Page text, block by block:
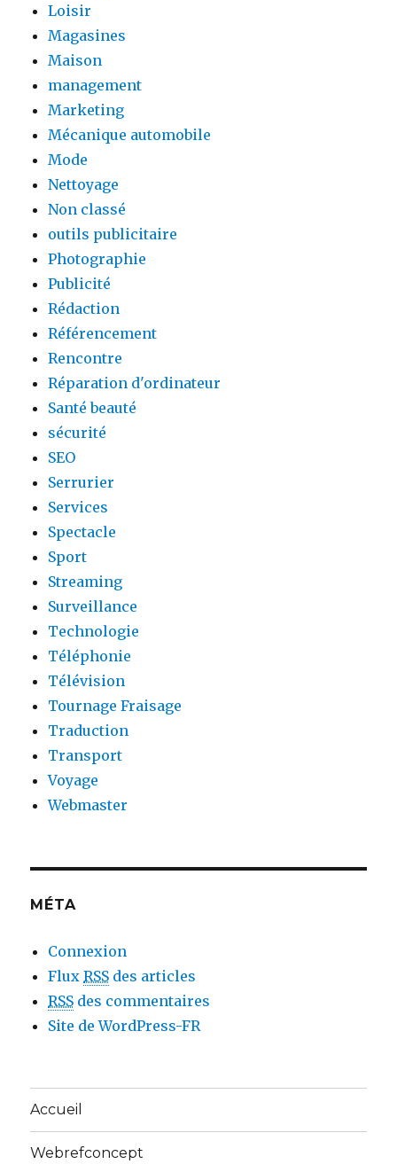
Loisir
Magasines
Maison
management
Marketing
Mécanique automobile
Mode
Nettoyage
Non classé
outils publicitaire
Photographie
Publicité
Rédaction
Référencement
Rencontre
Réparation d'ordinateur
Santé beauté
sécurité
SEO
Serrurier
Services
Spectacle
Sport
Streaming
Surveillance
Technologie
Téléphonie
Télévision
Tournage Fraisage
Traduction
Transport
Voyage
Webmaster
MÉTA
Connexion
FluxRSS des articles
RSS des commentaires
Site de WordPress-FR
Accueil
Webrefconcept